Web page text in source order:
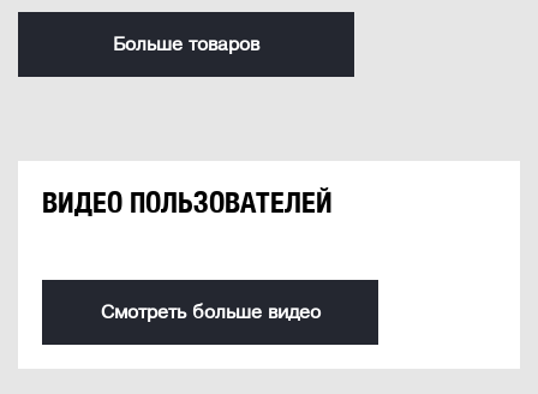
Больше товаров
ВИДЕО ПОЛЬЗОВАТЕЛЕЙ
Смотреть больше видео